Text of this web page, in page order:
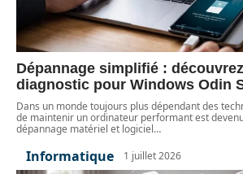
Dépannage simplifié :
diagnostic pour Windows Odin
Dans un monde toujours plus dépendant des
de maintenir un ordinateur performant est
dépannage matériel et logiciel…
Informatique 1 juillet 2026